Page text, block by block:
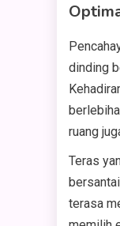
dinding
ruang
Teras
terasa